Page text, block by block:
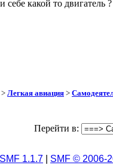
себе какой то двигатель ?
> Легкая авиация >
Перейти в:
1.1.7 SMF © 2006-